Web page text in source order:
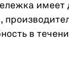
Тележка
в